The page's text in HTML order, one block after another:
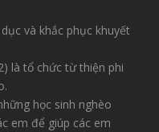
và khắc phục khuyết
là tổ chức từ thiện phi
học sinh nghèo
em để giúp các em